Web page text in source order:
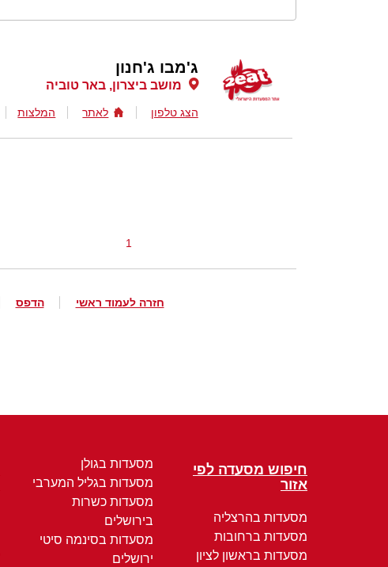
ג'מבו ג'חנון
מושב ביצרון, באר טוביה
הצג טלפון לאתר המלצות
1
חזרה לעמוד ראשי הדפס
חיפוש מסעדה לפי
אזור
מסעדות בהרצליה
מסעדות ברחובות
מסעדות בראשון לציון
מסעדות בגולן
מסעדות בגליל המערבי
מסעדות כשרות
בירושלים
מסעדות בסינמה סיטי
ירושלים